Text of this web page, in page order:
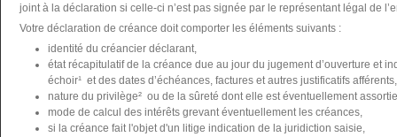
joint à la déclaration si celle-ci n’est pas signée par le représentant légal de
Votre déclaration de créance doit comporter les éléments suivants :
identité du créancier déclarant,
état récapitulatif de la créance due au jour du jugement d’ouverture et
échoir¹ et des dates d’échéances, factures et autres justificatifs afférents,
nature du privilège² ou de la sûreté dont elle est éventuellement
mode de calcul des intérêts grevant éventuellement les créances,
si la créance fait l'objet d'un litige indication de la juridiction saisie,